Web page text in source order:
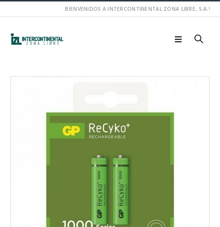
BIENVENIDOS A INTERCONTINENTAL ZONA LIBRE, S.A.!